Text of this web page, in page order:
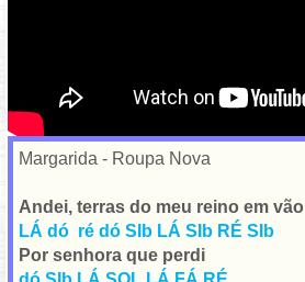
Margarida - Roupa Nova
Andei, terras do meu reino em vão
LÁ dó ré dó SIb LÁ SIb RÉ SIb
Por senhora que perdi